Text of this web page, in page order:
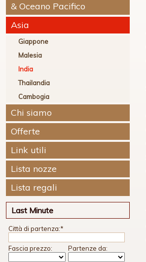
& Oceano Pacifico
Asia
Giappone
Malesia
India
Thailandia
Cambogia
Chi siamo
Offerte
Link utili
Lista nozze
Lista regali
Last Minute
Città di partenza:*
Fascia prezzo: Partenze da: